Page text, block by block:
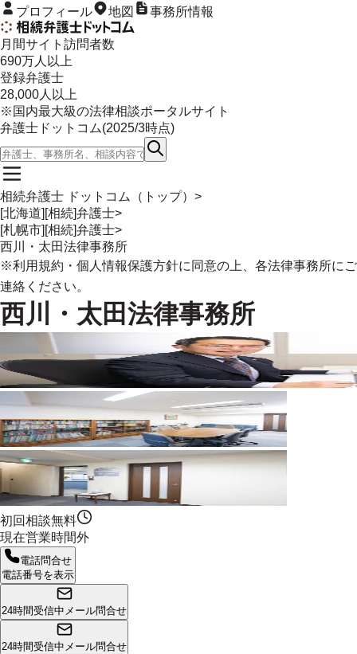
プロフィール 地図 事務所情報
月間サイト訪問者数
690万人以上
登録弁護士
28,000人以上
※国内最大級の法律相談ポータルサイト
弁護士ドットコム(2025/3時点)
相続弁護士 ドットコム（トップ） >
[北海道][相続]弁護士>
[札幌市][相続]弁護士>
西川・太田法律事務所
※利用規約 ・ 個人情報保護方針に同意の上、各法律事務所にご
連絡ください。
西川・太田法律事務所
初回相談無料
現在営業時間外
電話問合せ
電話番号を表示
24時間受信中 メール問合せ
24時間受信中 メール問合せ